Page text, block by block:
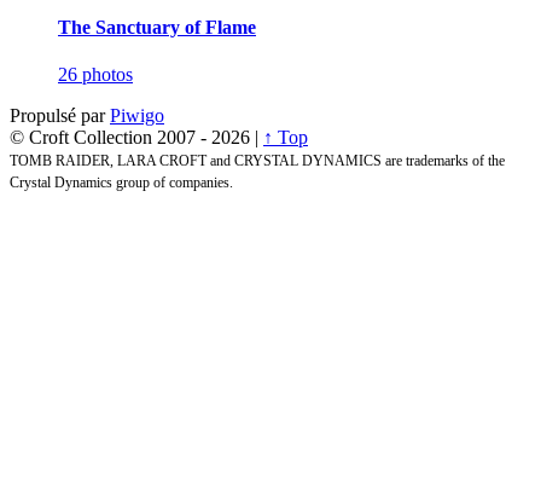
The Sanctuary of Flame
26 photos
Propulsé parPiwigo
© Croft Collection 2007 - 2026 | ↑ Top
TOMB RAIDER, LARA CROFT and CRYSTAL DYNAMICS are trademarks of the
Crystal Dynamics group of companies.